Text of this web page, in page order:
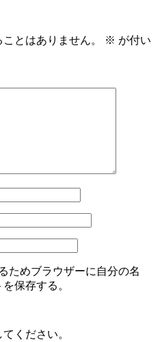
とはありません。 ※ が付い
ためブラウザーに自分の名
保存する。
ください。